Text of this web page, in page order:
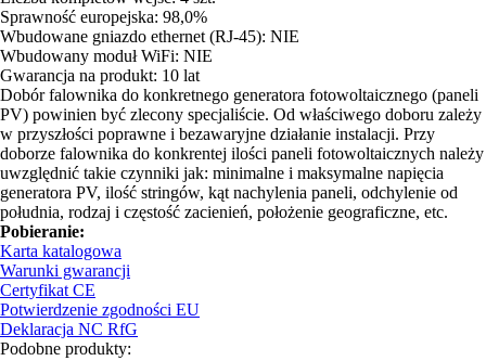
Sprawność europejska: 98,0%
Wbudowane gniazdo ethernet (RJ-45): NIE
Wbudowany moduł WiFi: NIE
Gwarancja na produkt: 10 lat
Dobór falownika do konkretnego generatora fotowoltaicznego (paneli
PV) powinien być zlecony specjaliście. Od właściwego doboru zależy
w przyszłości poprawne i bezawaryjne działanie instalacji. Przy
doborze falownika do konkrentej ilości paneli fotowoltaicznych należy
uwzględnić takie czynniki jak: minimalne i maksymalne napięcia
generatora PV, ilość stringów, kąt nachylenia paneli, odchylenie od
południa, rodzaj i częstość zacienień, położenie geograficzne, etc.
Pobieranie:
Karta katalogowa
Warunki gwarancji
Certyfikat CE
Potwierdzenie zgodności EU
Deklaracja NC RfG
Podobne produkty: